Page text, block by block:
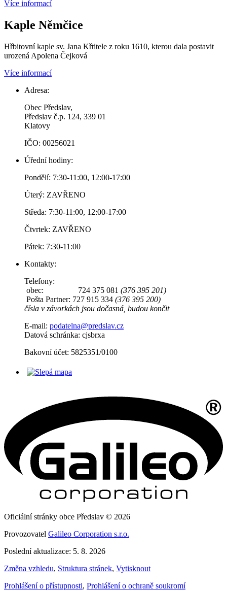
Více informací
Kaple Němčice
Hřbitovní kaple sv. Jana Křtitele z roku 1610, kterou dala postavit
urozená Apolena Čejková
Více informací
Adresa:
Obec Předslav,
Předslav č.p. 124, 339 01
Klatovy
IČO: 00256021
Úřední hodiny:
Pondělí: 7:30-11:00, 12:00-17:00
Úterý: ZAVŘENO
Středa: 7:30-11:00, 12:00-17:00
Čtvrtek: ZAVŘENO
Pátek: 7:30-11:00
Kontakty:
Telefony:
obec: 724 375 081 (376 395 201)
Pošta Partner: 727 915 334 (376 395 200)
čísla v závorkách jsou dočasná, budou končit
E-mail: podatelna@predslav.cz
Datová schránka: cjsbrxa
Bakovní účet: 5825351/0100
Oficiální stránky obce Předslav © 2026
Provozovatel Galileo Corporation s.r.o.
Poslední aktualizace: 5. 8. 2026
Změna vzhledu, Struktura stránek, Vytisknout
Prohlášení o přístupnosti, Prohlášení o ochraně soukromí